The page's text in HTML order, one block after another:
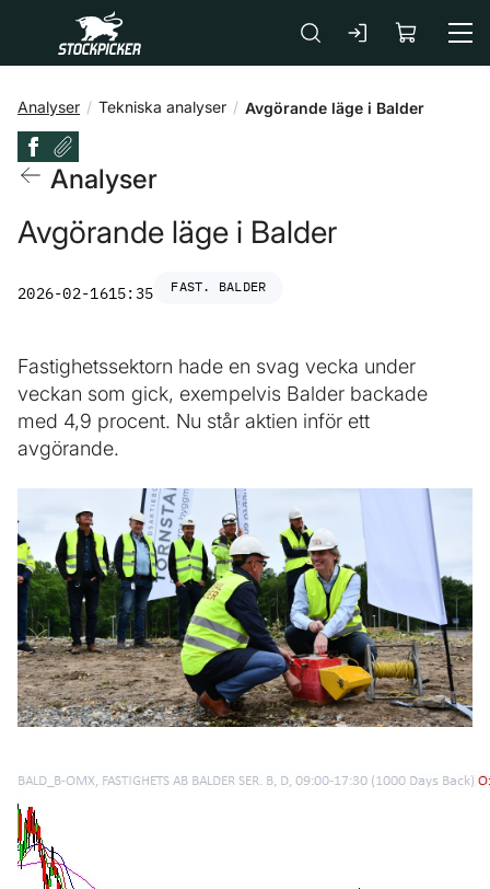
Gå till huvudinnehåll
Analyser Tekniska analyser Avgörande läge i Balder
Analyser
Avgörande läge i Balder
2026-02-1615:35 FAST. BALDER
Fastighetssektorn hade en svag vecka under
veckan som gick, exempelvis Balder backade
med 4,9 procent. Nu står aktien inför ett
avgörande.